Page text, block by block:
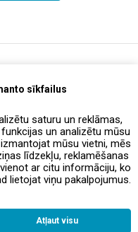
sīkfailus
saturu un reklāmas,
un analizētu mūsu
mūsu vietni, mēs
līdzekļu, reklamēšanas
ar citu informāciju, ko
lietojat viņu pakalpojumus.
Atļaut visu